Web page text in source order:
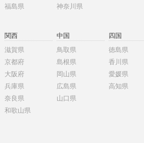
福島県
神奈川県
関西
滋賀県
京都府
大阪府
兵庫県
奈良県
和歌山県
中国
鳥取県
島根県
岡山県
広島県
山口県
四国
徳島県
香川県
愛媛県
高知県